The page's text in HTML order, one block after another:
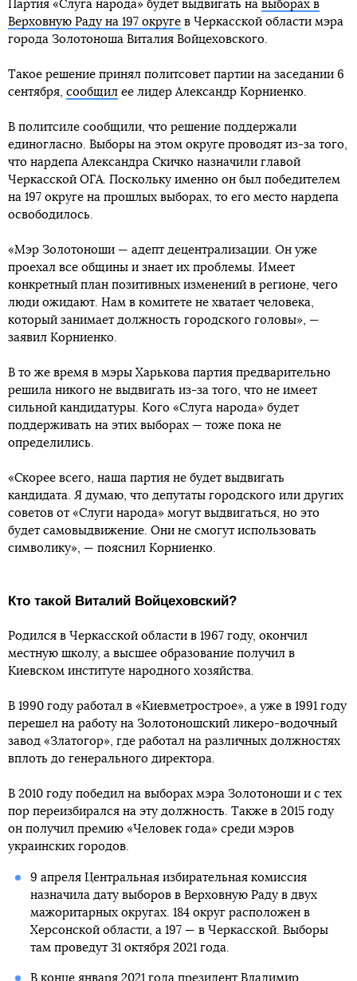
Партия «Слуга народа» будет выдвигать на выборах в
Верховную Раду на 197 округе в Черкасской области мэра
города Золотоноша Виталия Войцеховского.
Такое решение принял политсовет партии на заседании 6
сентября, сообщил ее лидер Александр Корниенко.
В политсиле сообщили, что решение поддержали
единогласно. Выборы на этом округе проводят из-за того,
что нардепа Александра Скичко назначили главой
Черкасской ОГА. Поскольку именно он был победителем
на 197 округе на прошлых выборах, то его место нардепа
освободилось.
«Мэр Золотоноши — адепт децентрализации. Он уже
проехал все общины и знает их проблемы. Имеет
конкретный план позитивных изменений в регионе, чего
люди ожидают. Нам в комитете не хватает человека,
который занимает должность городского головы», —
заявил Корниенко.
В то же время в мэры Харькова партия предварительно
решила никого не выдвигать из-за того, что не имеет
сильной кандидатуры. Кого «Слуга народа» будет
поддерживать на этих выборах — тоже пока не
определились.
«Скорее всего, наша партия не будет выдвигать
кандидата. Я думаю, что депутаты городского или других
советов от «Слуги народа» могут выдвигаться, но это
будет самовыдвижение. Они не смогут использовать
символику», — пояснил Корниенко.
Кто такой Виталий Войцеховский?
Родился в Черкасской области в 1967 году, окончил
местную школу, а высшее образование получил в
Киевском институте народного хозяйства.
В 1990 году работал в «Киевметрострое», а уже в 1991 году
перешел на работу на Золотоношский ликеро-водочный
завод «Златогор», где работал на различных должностях
вплоть до генерального директора.
В 2010 году победил на выборах мэра Золотоноши и с тех
пор переизбирался на эту должность. Также в 2015 году
он получил премию «Человек года» среди мэров
украинских городов.
9 апреля Центральная избирательная комиссия
назначила дату выборов в Верховную Раду в двух
мажоритарных округах. 184 округ расположен в
Херсонской области, а 197 — в Черкасской. Выборы
там проведут 31 октября 2021 года.
В конце января 2021 года президент Владимир